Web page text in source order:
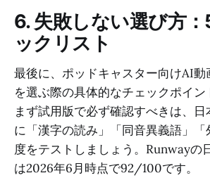
6. 失敗しない選び方
ックリスト
最後に、ポッドキャスター向けAI動
を選ぶ際の具体的なチェックポイン
まず試用版で必ず確認すべきは、
に「漢字の読み」「同音異義語」
度をテストしましょう。Runwayの
は2026年6月時点で92/100です。